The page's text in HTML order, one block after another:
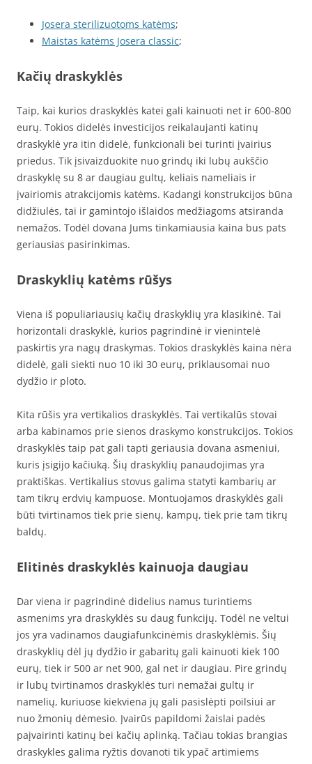
Josera sterilizuotoms katėms;
Maistas katėms Josera classic;
Kačių draskyklės
Taip, kai kurios draskyklės katei gali kainuoti net ir 600-800
eurų. Tokios didelės investicijos reikalaujanti katinų
draskyklė yra itin didelė, funkcionali bei turinti įvairius
priedus. Tik įsivaizduokite nuo grindų iki lubų aukščio
draskyklę su 8 ar daugiau gultų, keliais nameliais ir
įvairiomis atrakcijomis katėms. Kadangi konstrukcijos būna
didžiulės, tai ir gamintojo išlaidos medžiagoms atsiranda
nemažos. Todėl dovana Jums tinkamiausia kaina bus pats
geriausias pasirinkimas.
Draskyklių katėms rūšys
Viena iš populiariausių kačių draskyklių yra klasikinė. Tai
horizontali draskyklė, kurios pagrindinė ir vienintelė
paskirtis yra nagų draskymas. Tokios draskyklės kaina nėra
didelė, gali siekti nuo 10 iki 30 eurų, priklausomai nuo
dydžio ir ploto.
Kita rūšis yra vertikalios draskyklės. Tai vertikalūs stovai
arba kabinamos prie sienos draskymo konstrukcijos. Tokios
draskyklės taip pat gali tapti geriausia dovana asmeniui,
kuris įsigijo kačiuką. Šių draskyklių panaudojimas yra
praktiškas. Vertikalius stovus galima statyti kambarių ar
tam tikrų erdvių kampuose. Montuojamos draskyklės gali
būti tvirtinamos tiek prie sienų, kampų, tiek prie tam tikrų
baldų.
Elitinės draskyklės kainuoja daugiau
Dar viena ir pagrindinė didelius namus turintiems
asmenims yra draskyklės su daug funkcijų. Todėl ne veltui
jos yra vadinamos daugiafunkcinėmis draskyklėmis. Šių
draskyklių dėl jų dydžio ir gabaritų gali kainuoti kiek 100
eurų, tiek ir 500 ar net 900, gal net ir daugiau. Pire grindų
ir lubų tvirtinamos draskyklės turi nemažai gultų ir
namelių, kuriuose kiekviena jų gali pasislėpti poilsiui ar
nuo žmonių dėmesio. Įvairūs papildomi žaislai padės
paįvairinti katinų bei kačių aplinką. Tačiau tokias brangias
draskykles galima ryžtis dovanoti tik ypač artimiems